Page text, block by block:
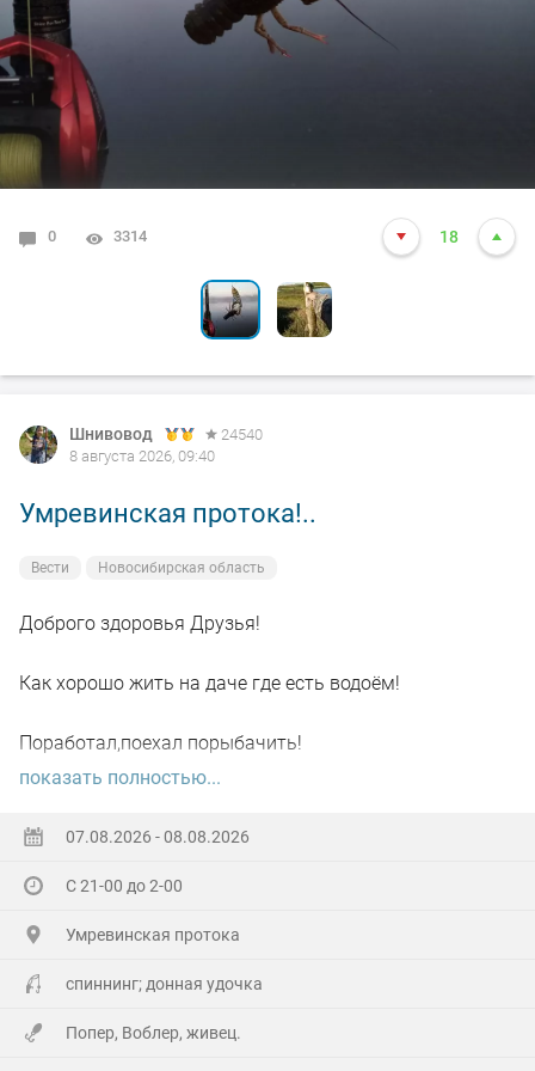
0 3314 18
0 2648 9
Шнивовод
24540
8 августа 2026, 09:40
Умревинская протока!..
Вести Новосибирская область
Доброго здоровья Друзья!
Как хорошо жить на даче где есть водоём!
Поработал,поехал порыбачить!
поработал"цирюльником" 😂в теплицах!
А вечером захотелось повторить предыдущее "ночное
рандеву"!
Прибыл на берег в девять часов,и что я вижу 😲,
показать полностью...
07.08.2026 - 08.08.2026
С 21-00 до 2-00
Умревинская протока
спиннинг; донная удочка
Попер, Воблер, живец.